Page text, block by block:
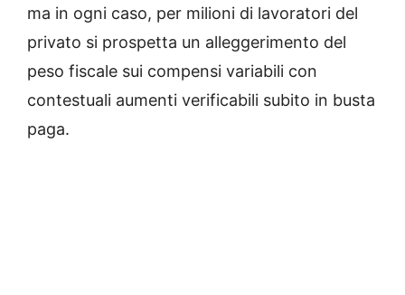
ma in ogni caso, per milioni di lavoratori del
privato si prospetta un alleggerimento del
peso fiscale sui compensi variabili con
contestuali aumenti verificabili subito in busta
paga.